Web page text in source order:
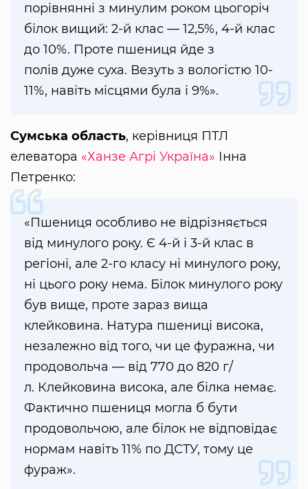
порівнянні з минулим роком цьогоріч
білок вищий: 2-й клас — 12,5%, 4-й клас
до 10%. Проте пшениця йде з
полів дуже суха. Везуть з вологістю 10-
11%, навіть місцями була і 9%».
Сумська область, керівниця ПТЛ
елеватора «Ханзе Агрі Україна» Інна
Петренко:
«Пшениця особливо не відрізняється
від минулого року. Є 4-й і 3-й клас в
регіоні, але 2-го класу ні минулого року,
ні цього року нема. Білок минулого року
був вище, проте зараз вища
клейковина. Натура пшениці висока,
незалежно від того, чи це фуражна, чи
продовольча — від 770 до 820 г/
л. Клейковина висока, але білка немає.
Фактично пшениця могла б бути
продовольчою, але білок не відповідає
нормам навіть 11% по ДСТУ, тому це
фураж».